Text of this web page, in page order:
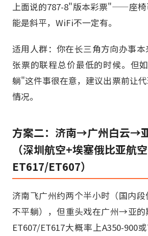
上面说的787-8"版本彩票"——座椅
能是斜平，WiFi不一定有。
适用人群：你在长三角方向办事
张票的联程总价最低的时候。但
躺"这件事很在意，建议出票前让
情况。
方案二：济南→广州白云→
（深圳航空+埃塞俄比亚航空
ET617/ET607）
济南飞广州约两个半小时（国内段
不平躺），但重头戏在广州→亚
ET607/ET617大概率上A350-900